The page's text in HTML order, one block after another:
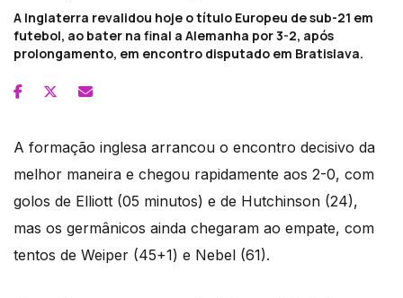
A Inglaterra revalidou hoje o título Europeu de sub-21 em
futebol, ao bater na final a Alemanha por 3-2, após
prolongamento, em encontro disputado em Bratislava.
A formação inglesa arrancou o encontro decisivo da
melhor maneira e chegou rapidamente aos 2-0, com
golos de Elliott (05 minutos) e de Hutchinson (24),
mas os germânicos ainda chegaram ao empate, com
tentos de Weiper (45+1) e Nebel (61).